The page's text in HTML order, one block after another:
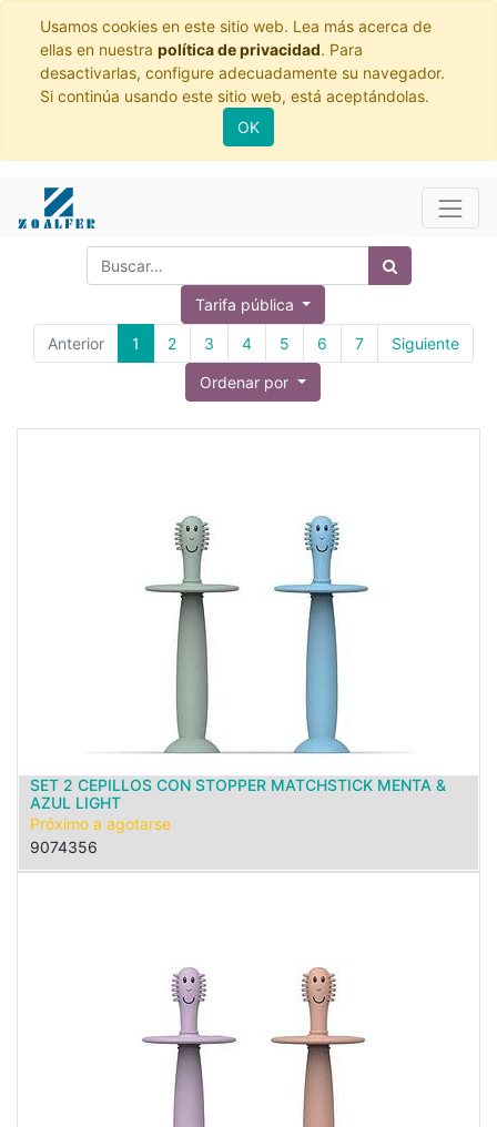
Usamos cookies en este sitio web. Lea más acerca de
ellas en nuestra política de privacidad. Para
desactivarlas, configure adecuadamente su navegador.
Si continúa usando este sitio web, está aceptándolas.
OK
Tarifa pública
Anterior 1 2 3 4 5 6 7 Siguiente
Ordenar por
SET 2 CEPILLOS CON STOPPER MATCHSTICK MENTA &
AZUL LIGHT
Próximo a agotarse
9074356